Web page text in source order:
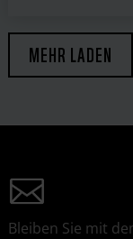
MEHR LADEN
Bleiben Sie mit